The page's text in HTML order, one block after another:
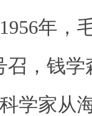
年，
召，钱
学家从